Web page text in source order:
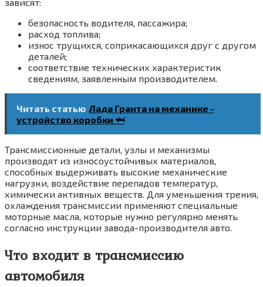
безопасность водителя, пассажира;
расход топлива;
износ трущихся, соприкасающихся друг с другом
деталей;
соответствие технических характеристик
сведениям, заявленным производителем.
Читать статью Лада Гранта на механике -
устройство коробки 🦈
Трансмиссионные детали, узлы и механизмы
производят из износоустойчивых материалов,
способных выдерживать высокие механические
нагрузки, воздействие перепадов температур,
химически активных веществ. Для уменьшения трения,
охлаждения трансмиссии применяют специальные
моторные масла, которые нужно регулярно менять
согласно инструкции завода-производителя авто.
Что входит в трансмиссию
автомобиля